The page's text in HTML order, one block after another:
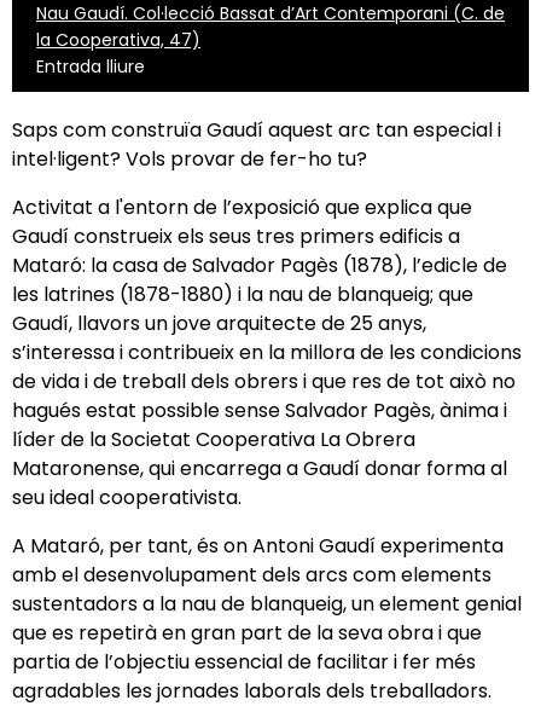
Nau Gaudí. Col·lecció Bassat d’Art Contemporani (C. de
la Cooperativa, 47)
Entrada lliure
Saps com construïa Gaudí aquest arc tan especial i
intel·ligent? Vols provar de fer-ho tu?
Activitat a l'entorn de l’exposició que explica que
Gaudí construeix els seus tres primers edificis a
Mataró: la casa de Salvador Pagès (1878), l’edicle de
les latrines (1878-1880) i la nau de blanqueig; que
Gaudí, llavors un jove arquitecte de 25 anys,
s’interessa i contribueix en la millora de les condicions
de vida i de treball dels obrers i que res de tot això no
hagués estat possible sense Salvador Pagès, ànima i
líder de la Societat Cooperativa La Obrera
Mataronense, qui encarrega a Gaudí donar forma al
seu ideal cooperativista.
A Mataró, per tant, és on Antoni Gaudí experimenta
amb el desenvolupament dels arcs com elements
sustentadors a la nau de blanqueig, un element genial
que es repetirà en gran part de la seva obra i que
partia de l’objectiu essencial de facilitar i fer més
agradables les jornades laborals dels treballadors.